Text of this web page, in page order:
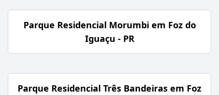
Parque Residencial Morumbi em Foz do
Iguaçu - PR
Parque Residencial Três Bandeiras em Foz